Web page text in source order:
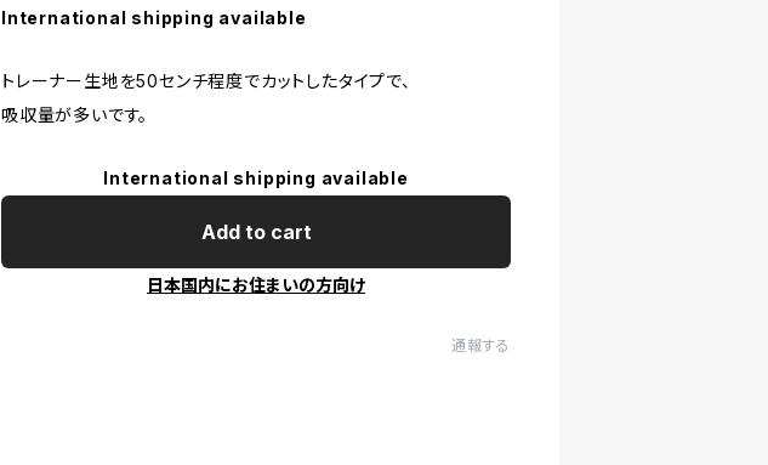
International shipping available
トレーナー生地を50センチ程度でカットしたタイプで、
吸収量が多いです。
International shipping available
Add to cart
日本国内にお住まいの方向け
通報する